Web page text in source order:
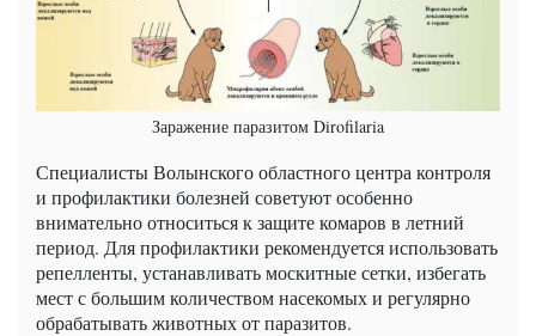
Заражение паразитом Dirofilaria
Специалисты Волынского областного центра контроля
и профилактики болезней советуют особенно
внимательно относиться к защите комаров в летний
период. Для профилактики рекомендуется использовать
репелленты, устанавливать москитные сетки, избегать
мест с большим количеством насекомых и регулярно
обрабатывать животных от паразитов.